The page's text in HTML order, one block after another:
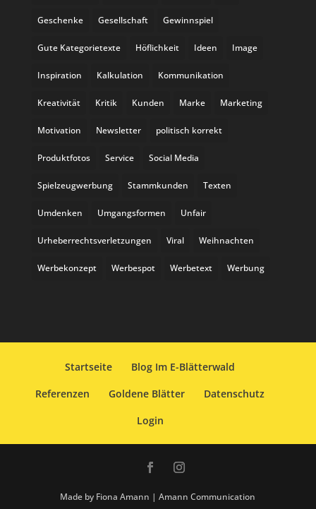
Geschenke Gesellschaft Gewinnspiel
Gute Kategorietexte Höflichkeit Ideen Image
Inspiration Kalkulation Kommunikation
Kreativität Kritik Kunden Marke Marketing
Motivation Newsletter politisch korrekt
Produktfotos Service Social Media
Spielzeugwerbung Stammkunden Texten
Umdenken Umgangsformen Unfair
Urheberrechtsverletzungen Viral Weihnachten
Werbekonzept Werbespot Werbetext Werbung
Startseite
Blog Im E-Blätterwald
Referenzen
Goldene Blätter
Datenschutz
Login
Made by Fiona Amann | Amann Communication